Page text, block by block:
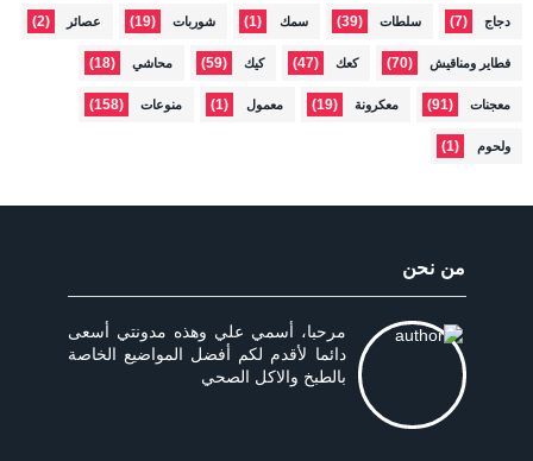
دجاج (7) سلطات (39) سمك (1) شوربات (19) عصائر (2)
فطاير ومناقيش (70) كعك (47) كيك (59) محاشي (18)
معجنات (91) معكرونة (19) معمول (1) منوعات (158)
ولحوم (1)
من نحن
مرحبا، أسمي علي وهذه مدونتي أسعى
دائما لأقدم لكم أفضل المواضيع الخاصة
بالطبخ والاكل الصحي